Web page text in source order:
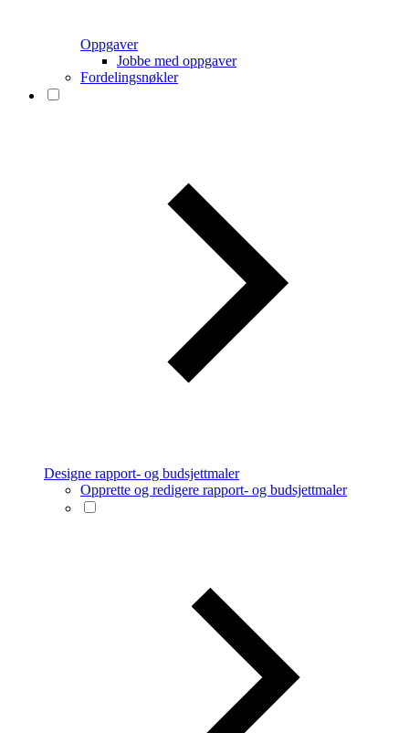
Oppgaver
Jobbe med oppgaver
Fordelingsnøkler
Designe rapport- og budsjettmaler
Opprette og redigere rapport- og budsjettmaler